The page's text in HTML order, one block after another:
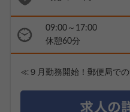
09:00～17:00
休憩60分
≪９月勤務開始！郵便局で